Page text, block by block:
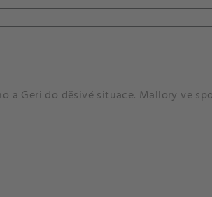
a Geri do děsivé situace. Mallory ve